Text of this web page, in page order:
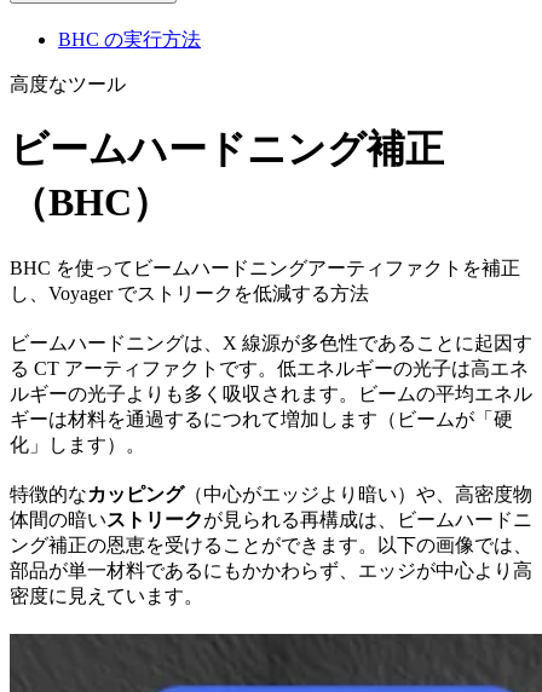
BHC の実行方法
高度なツール
ビームハードニング補正
（BHC）
BHC を使ってビームハードニングアーティファクトを補正
し、Voyager でストリークを低減する方法
ビームハードニングは、X 線源が多色性であることに起因す
る CT アーティファクトです。低エネルギーの光子は高エネ
ルギーの光子よりも多く吸収されます。ビームの平均エネル
ギーは材料を通過するにつれて増加します（ビームが「硬
化」します）。
特徴的なカッピング（中心がエッジより暗い）や、高密度物
体間の暗いストリークが見られる再構成は、ビームハードニ
ング補正の恩恵を受けることができます。以下の画像では、
部品が単一材料であるにもかかわらず、エッジが中心より高
密度に見えています。